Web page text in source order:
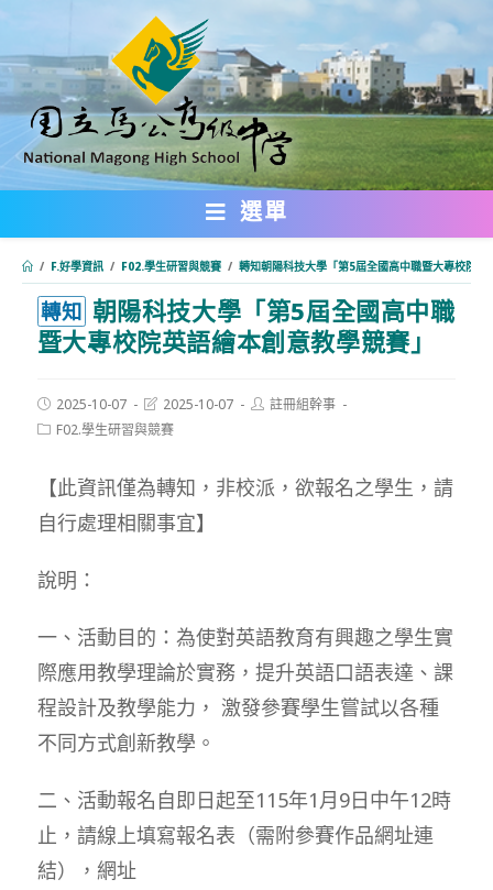
轉
主
要
內
選單
/ F.好學資訊 / F02.學生研習與競賽 / 轉知朝陽科技大學「第5屆全國高中職暨大專校院英
轉知 朝陽科技大學「第5屆全國高中職
暨大專校院英語繪本創意教學競賽」
Post
published:
2025-10-07
Post
last
modified:
2025-10-07
Post註冊組幹事
PostF02.學生研習與競賽
【此資訊僅為轉知，非校派，欲報名之學生，請
自行處理相關事宜】
說明：
一、活動目的：為使對英語教育有興趣之學生實
際應用教學理論於實務，提升英語口語表達、課
程設計及教學能力， 激發參賽學生嘗試以各種
不同方式創新教學。
二、活動報名自即日起至115年1月9日中午12時
止，請線上填寫報名表（需附參賽作品網址連
結），網址